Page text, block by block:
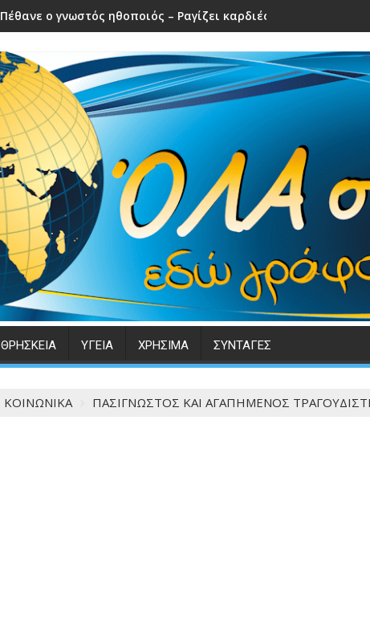
Πέθανε ο γνωστός ηθοποιός – Ραγίζει καρδιές το τελευταίο
ΘΡΗΣΚΕΙΑ ΥΓΕΙΑ ΧΡΗΣΙΜΑ ΣΥΝΤΑΓΕΣ
ΚΟΙΝΩΝΙΚΑ ΠΑΣΙΓΝΩΣΤΟΣ ΚΑΙ ΑΓΑΠΗΜΕΝΟΣ